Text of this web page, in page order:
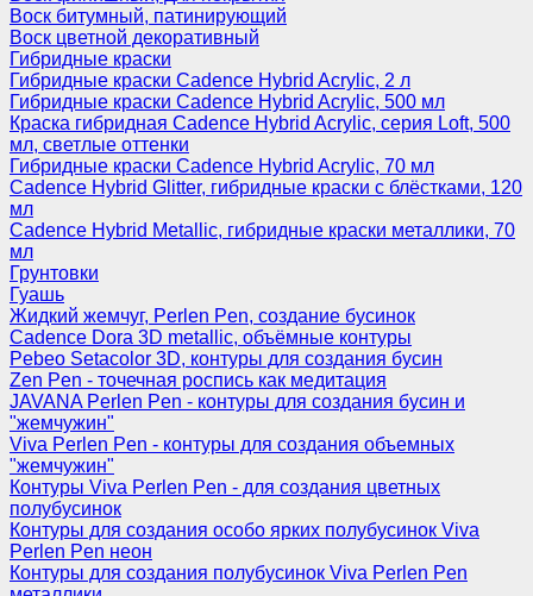
Воск битумный, патинирующий
Воск цветной декоративный
Гибридные краски
Гибридные краски Cadence Hybrid Acrylic, 2 л
Гибридные краски Cadence Hybrid Acrylic, 500 мл
Краска гибридная Cadence Hybrid Acrylic, серия Loft, 500
мл, светлые оттенки
Гибридные краски Cadence Hybrid Acrylic, 70 мл
Cadence Hybrid Glitter, гибридные краски с блёстками, 120
мл
Cadence Hybrid Metallic, гибридные краски металлики, 70
мл
Грунтовки
Гуашь
Жидкий жемчуг, Perlen Pen, создание бусинок
Cadence Dora 3D metallic, объёмные контуры
Pebeo Setacolor 3D, контуры для создания бусин
Zen Pen - точечная роспись как медитация
JAVANA Perlen Pen - контуры для создания бусин и
"жемчужин"
Viva Perlen Pen - контуры для создания объемных
"жемчужин"
Контуры Viva Perlen Pen - для создания цветных
полубусинок
Контуры для создания особо ярких полубусинок Viva
Perlen Pen неон
Контуры для создания полубусинок Viva Perlen Pen